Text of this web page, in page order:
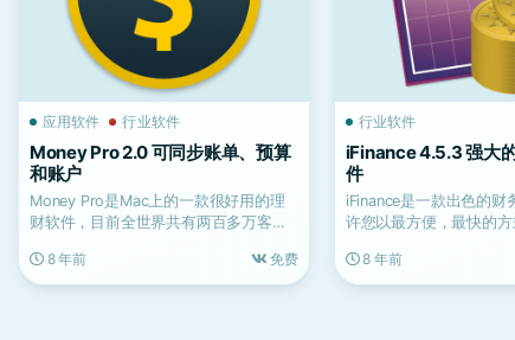
应用软件 行业软件
Money Pro 2.0 可同步账单、预算
和账户
Money Pro是Mac上的一款很好用的理
财软件，目前全世界共有两百多万客户
8 年前
免费
行业软件
iFinance 4.5.3 强大
件
iFinance是一款出色的财
许您以最方便，最快的
8 年前